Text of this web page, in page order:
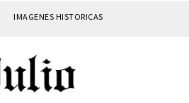
IMAGENES HISTORICAS